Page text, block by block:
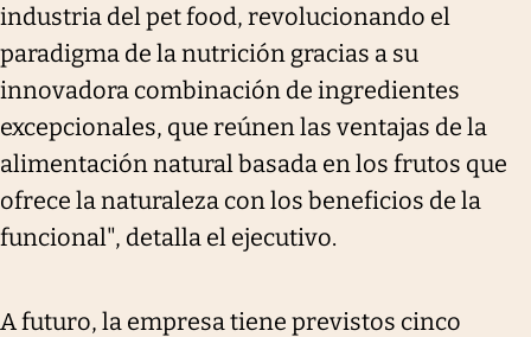
industria del pet food, revolucionando el
paradigma de la nutrición gracias a su
innovadora combinación de ingredientes
excepcionales, que reúnen las ventajas de la
alimentación natural basada en los frutos que
ofrece la naturaleza con los beneficios de la
funcional", detalla el ejecutivo.
A futuro, la empresa tiene previstos cinco